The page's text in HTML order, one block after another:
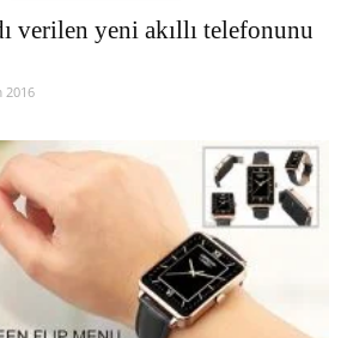
verilen yeni akıllı telefonunu
2016